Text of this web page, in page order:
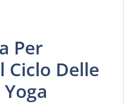
Per
Delle